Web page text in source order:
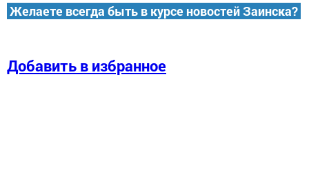
Желаете всегда быть в курсе новостей Заинска?
Добавить в избранное